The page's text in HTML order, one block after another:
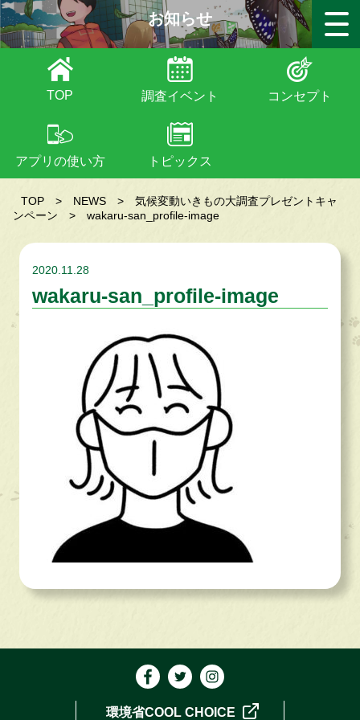
お知らせ
TOP 調査イベント コンセプト
アプリの使い方 トピックス
TOP > NEWS >
気候変動いきもの大調査プレゼントキャ
ンペーン
> wakaru-san_profile-image
2020.11.28
wakaru-san_profile-image
環境省COOL CHOICE